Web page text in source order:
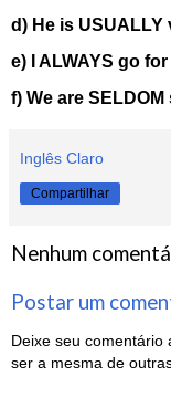
d) He is USUALLY
e) I ALWAYS go
f) We are SELDOM
Inglês Claro
Compartilhar
Nenhum
Postar um
Deixe seu comentário
ser a mesma de